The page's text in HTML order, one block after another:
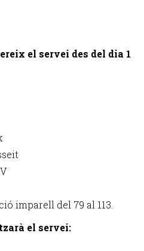
el servei des del dia 1
imparell del 79 al 113.
el servei: